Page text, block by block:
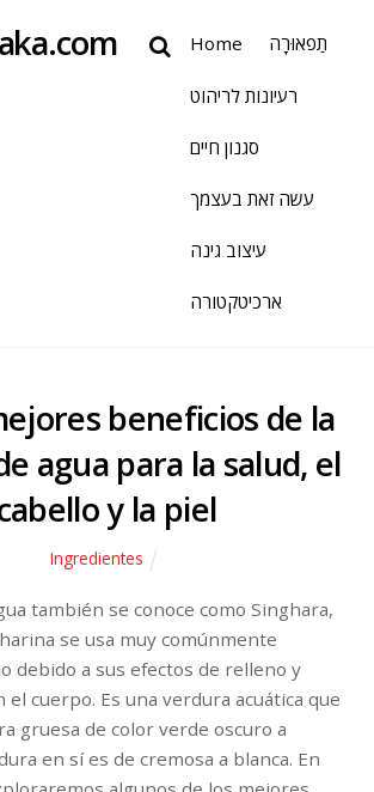
Home תַפאוּרָה
רעיונות לריהוט
סגנון חיים
עשה זאת בעצמך
עיצוב גינה
ארכיטקטורה
beneficios de la
agua para la salud, el
y la piel
Ingredientes
también se conoce como Singhara,
se usa muy comúnmente
debido a sus efectos de relleno y
cuerpo. Es una verdura acuática que
gruesa de color verde oscuro a
en sí es de cremosa a blanca. En